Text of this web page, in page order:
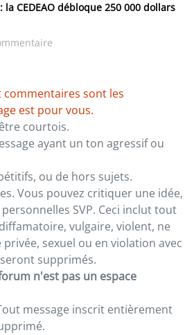
CEDEAO débloque 250 000 dollars
commentaires sont les
est pour vous.
courtois.
ayant un ton agressif ou
ou de hors sujets.
Vous pouvez critiquer une idée,
SVP. Ceci inclut tout
vulgaire, violent, ne
sexuel ou en violation avec
supprimés.
n'est pas un espace
message inscrit entièrement